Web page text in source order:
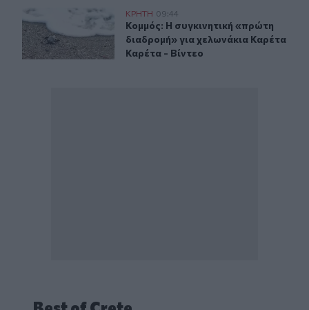
Ηράκλειο: Η συγκινητική «πρώτη διαδρομή» για
ΚΡΗΤΗ 09:44
Κομμός: Η συγκινητική «πρώτη
Κομμός: Η συγκινητική «πρώτη
διαδρομή» για χελωνάκια Καρέτα
Καρέτα - Βίντεο